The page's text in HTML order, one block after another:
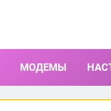
МОДЕМЫ